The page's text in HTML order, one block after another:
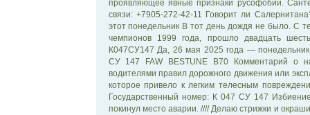
проявляющее явные признаки русофобии.
связи: +7905-272-42-11 Говорит ли
этот понедельник В тот день дождя не было. С
чемпионов 1999 года, прошло двадцать
К047СУ147 Да, 26 мая 2025 года —
СУ 147 FAW BESTUNE B70 Комментарий о
водителями правил дорожного движения или
которое привело к легким телесным
Государственный номер: К 047 СУ 147
покинул место аварии. //// Делаю стрижки и